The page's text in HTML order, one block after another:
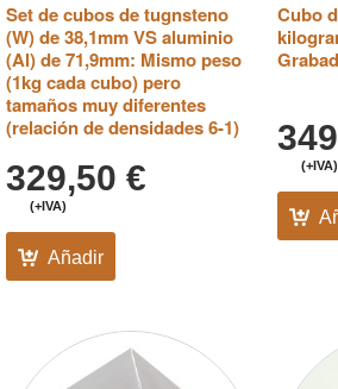
Set de cubos de tugnsteno
(W) de 38,1mm VS aluminio
(Al) de 71,9mm: Mismo peso
(1kg cada cubo) pero
tamaños muy diferentes
(relación de densidades 6-1)
329,50 €
(+IVA)
Añadir
Cubo
(+IVA)